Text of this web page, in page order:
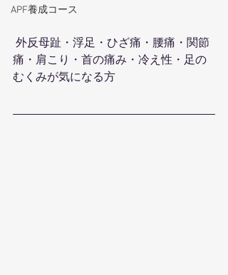
APF養成コース
痛・肩こり・首の痛み・冷え性・足の
むくみが気になる方